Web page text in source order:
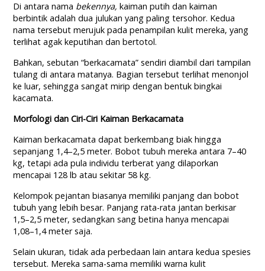
Di antara nama bekennya,kaiman putih dan kaiman
berbintik adalah dua julukan yang paling tersohor. Kedua
nama tersebut merujuk pada penampilan kulit mereka, yang
terlihat agak keputihan dan bertotol.
Bahkan, sebutan “berkacamata” sendiri diambil dari tampilan
tulang di antara matanya. Bagian tersebut terlihat menonjol
ke luar, sehingga sangat mirip dengan bentuk bingkai
kacamata.
Morfologi dan Ciri-Ciri Kaiman Berkacamata
Kaiman berkacamata dapat berkembang biak hingga
sepanjang 1,4–2,5 meter. Bobot tubuh mereka antara 7–40
kg, tetapi ada pula individu terberat yang dilaporkan
mencapai 128 lb atau sekitar 58 kg.
Kelompok pejantan biasanya memiliki panjang dan bobot
tubuh yang lebih besar. Panjang rata-rata jantan berkisar
1,5–2,5 meter, sedangkan sang betina hanya mencapai
1,08–1,4 meter saja.
Selain ukuran, tidak ada perbedaan lain antara kedua spesies
tersebut. Mereka sama-sama memiliki warna kulit